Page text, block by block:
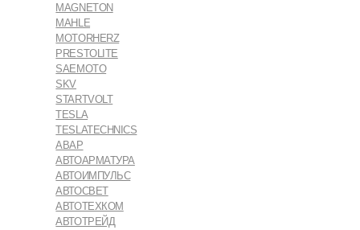
MAGNETON
MAHLE
MOTORHERZ
PRESTOLITE
SAEMOTO
SKV
STARTVOLT
TESLA
TESLATECHNICS
АВАР
АВТОАРМАТУРА
АВТОИМПУЛЬС
АВТОСВЕТ
АВТОТЕХКОМ
АВТОТРЕЙД